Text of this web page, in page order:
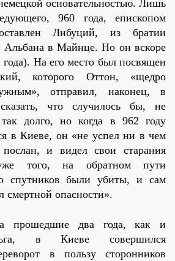
основательностью. Лишь
960 года, епископом
Либуций, из братии
Альбана в Майнце. Но он вскоре
На его место был посвящен
которого Оттон, «щедро
отправил, наконец, в
что случилось бы, не
долго, но когда в 962 году
в Киеве, он «не успел ни в чем
и видел свои старания
того, на обратном пути
спутников были убиты, и сам
смертной опасности».
прошедшие два года, как и
в Киеве совершился
в пользу сторонников